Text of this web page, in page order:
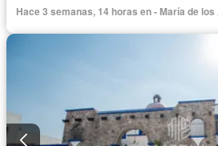
Televisión por cable
Wifi
Permite
Hace 3 semanas, 14 horas en - María de